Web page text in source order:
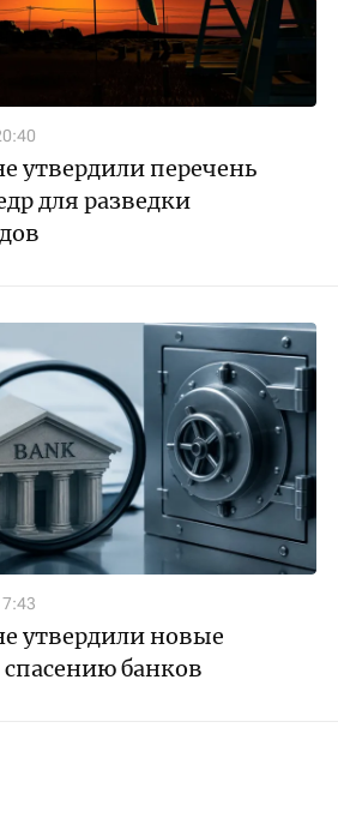
утвердили перечень
для разведки
утвердили новые
банков